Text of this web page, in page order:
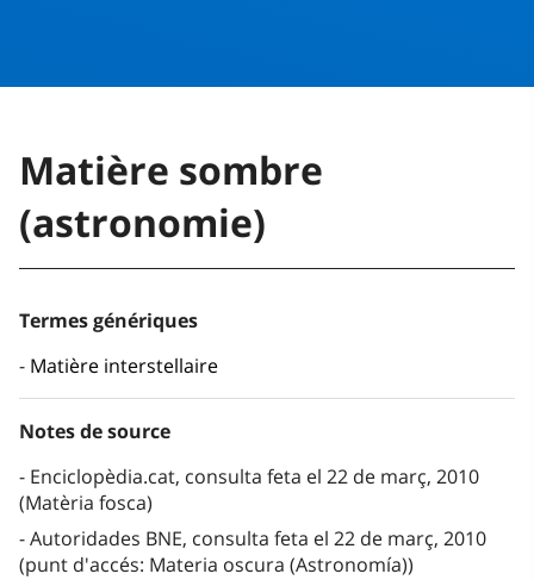
Matière sombre
(astronomie)
Termes génériques
Matière interstellaire
Notes de source
Enciclopèdia.cat, consulta feta el 22 de març, 2010
(Matèria fosca)
Autoridades BNE, consulta feta el 22 de març, 2010
(punt d'accés: Materia oscura (Astronomía))